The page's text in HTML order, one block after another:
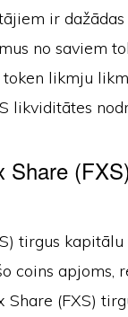
ir
no saviem
likmju
likviditātes
Share
tirgus
coins apjoms,
(FXS)